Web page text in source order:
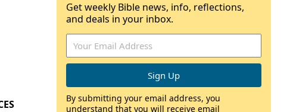
Get weekly Bible news, info, reflections,
and deals in your inbox.
By submitting your email address, you
understand that you will receive email